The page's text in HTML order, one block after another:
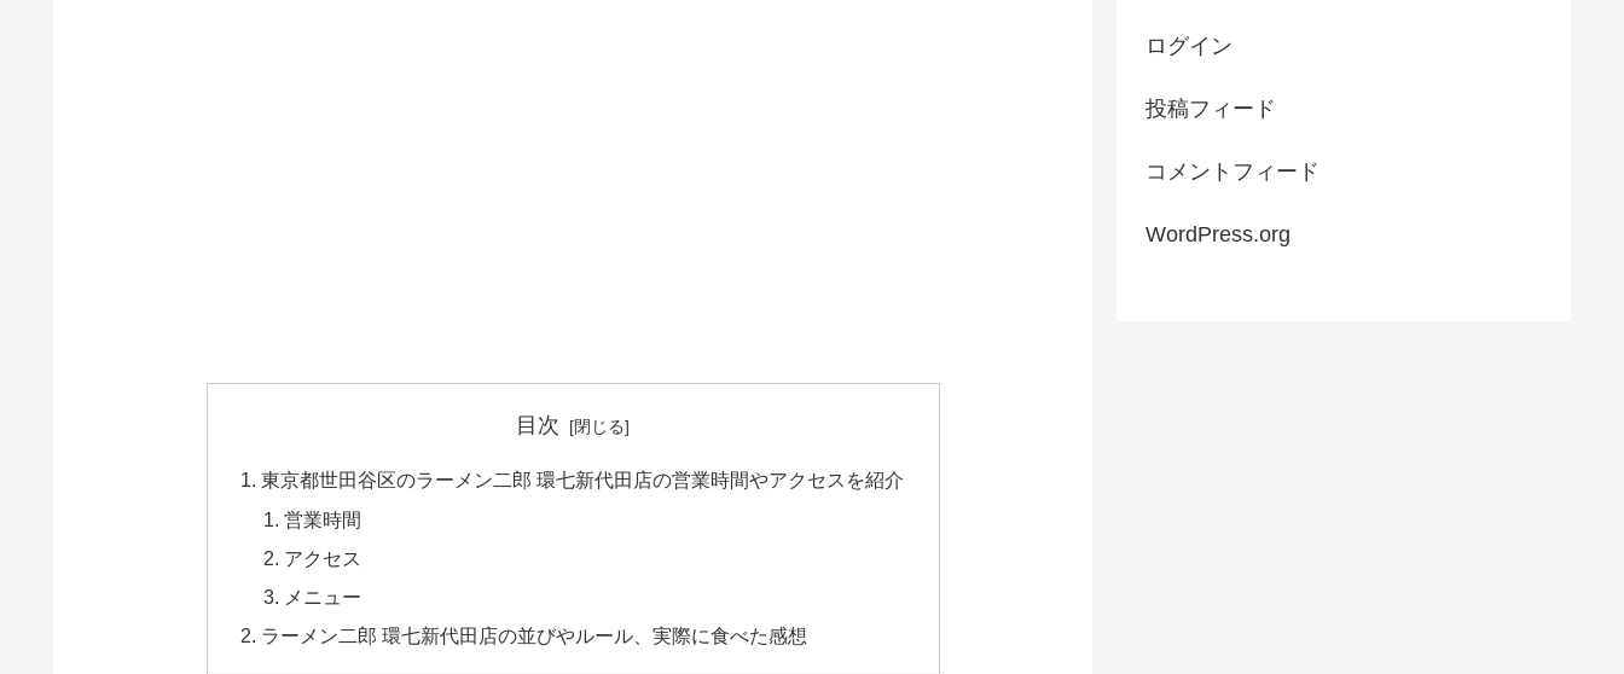
目次
東京都世田谷区のラーメン二郎 環七新代田店の営業時間やアクセスを紹介
営業時間
アクセス
メニュー
ラーメン二郎 環七新代田店の並びやルール、実際に食べた感想
ログイン
投稿フィード
コメントフィード
WordPress.org